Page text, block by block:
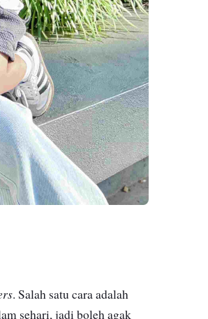
. Salah satu cara adalah
sehari, jadiboleh agak